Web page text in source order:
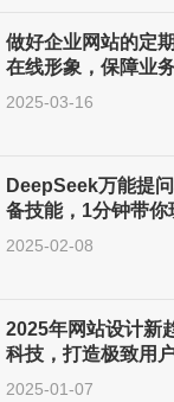
做好企业网站的定
在线形象，保障业
2025-03-16
DeepSeek万能提
备技能，1分钟带你
2025-02-08
2025年网站设计新
科技，打造极致用
2025-01-07